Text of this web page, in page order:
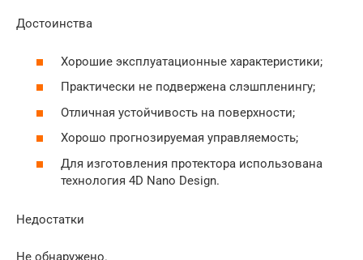
Достоинства
Хорошие эксплуатационные характеристики;
Практически не подвержена слэшпленингу;
Отличная устойчивость на поверхности;
Хорошо прогнозируемая управляемость;
Для изготовления протектора использована
технология 4D Nano Design.
Недостатки
Не обнаружено.